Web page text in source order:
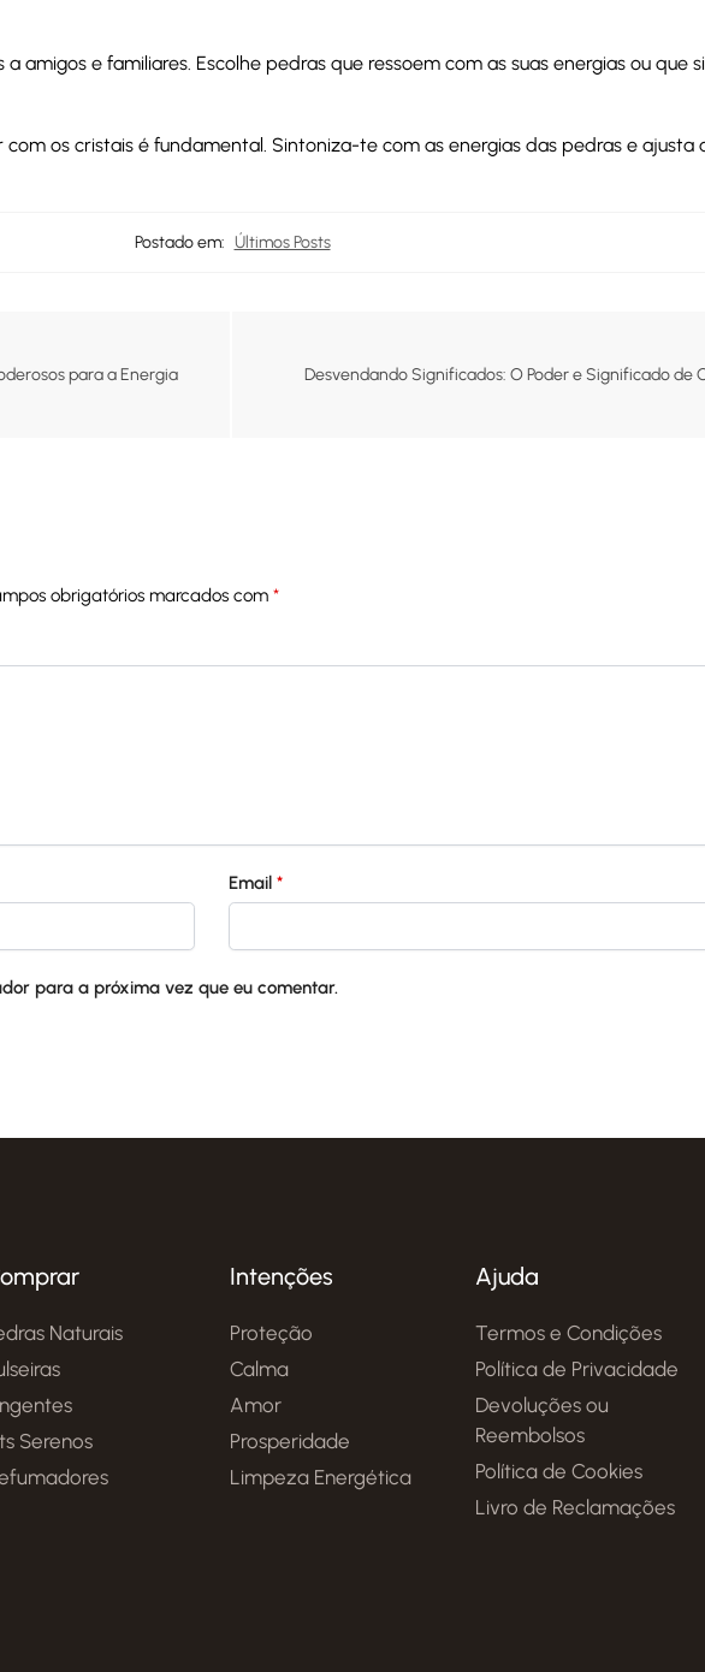
amigos e familiares. Escolhe pedras que ressoem com as suas energias ou que
os cristais é fundamental. Sintoniza-te com as energias das pedras e ajusta
Postado em: Últimos Posts
para a Energia
Desvendando Significados: O Poder e Significado de
obrigatórios marcados com*
Email *
para a próxima vez que eu comentar.
Naturais
Serenos
Intenções
Proteção
Calma
Amor
Prosperidade
Limpeza Energética
Ajuda
Termos e Condições
Política de Privacidade
Devoluções ou
Reembolsos
Política de Cookies
Livro de Reclamações